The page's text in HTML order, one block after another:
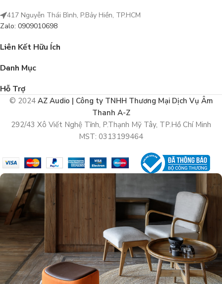
417 Nguyễn Thái Bình, P.Bảy Hiền, TP.HCM
Zalo: 0909010698
Liên Kết Hữu Ích
Danh Mục
Hỗ Trợ
© 2024 AZ Audio | Công ty TNHH Thương Mại Dịch Vụ Âm
Thanh A-Z
292/43 Xô Viết Nghệ Tĩnh, P.Thạnh Mỹ Tây, TP.Hồ Chí Minh
MST: 0313199464